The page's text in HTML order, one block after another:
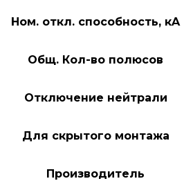
Ном. откл. способность, кA
Общ. Кол-во полюсов
Отключение нейтрали
Для скрытого монтажа
Производитель